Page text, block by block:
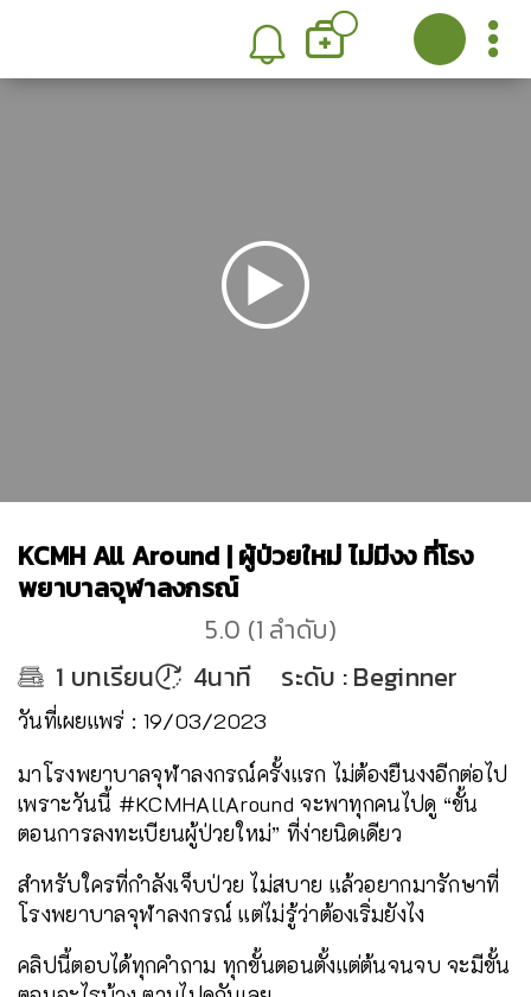
KCMH All Around | ผู้ป่วยใหม่ ไม่มีงง ที่โรง
พยาบาลจุฬาลงกรณ์
5.0 (1 ลำดับ)
1 บทเรียน 4นาที ระดับ :Beginner
วันที่เผยแพร่ : 19/03/2023
มาโรงพยาบาลจุฬาลงกรณ์ครั้งแรก ไม่ต้องยืนงงอีกต่อไป
เพราะวันนี้ #KCMHAllAround จะพาทุกคนไปดู “ขั้น
ตอนการลงทะเบียนผู้ป่วยใหม่” ที่ง่ายนิดเดียว
สำหรับใครที่กำลังเจ็บป่วย ไม่สบาย แล้วอยากมารักษาที่
โรงพยาบาลจุฬาลงกรณ์ แต่ไม่รู้ว่าต้องเริ่มยังไง
คลิปนี้ตอบได้ทุกคำถาม ทุกขั้นตอนตั้งแต่ต้นจนจบ จะมีขั้น